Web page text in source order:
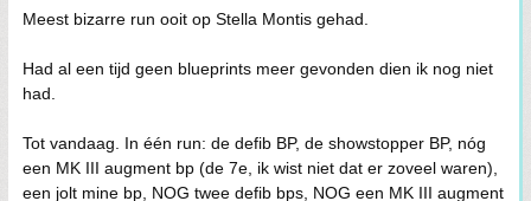
Meest bizarre run ooit op Stella Montis gehad.
Had al een tijd geen blueprints meer gevonden dien ik nog niet
had.
Tot vandaag. In één run: de defib BP, de showstopper BP, nóg
een MK III augment bp (de 7e, ik wist niet dat er zoveel waren),
een jolt mine bp, NOG twee defib bps, NOG een MK III augment